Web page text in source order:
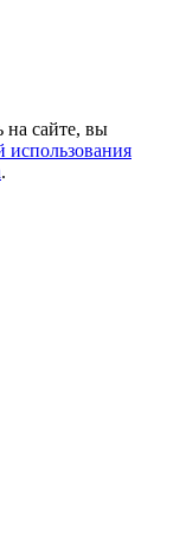
на сайте, вы
использования
.